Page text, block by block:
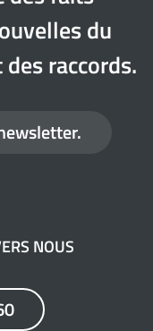
du
raccords.
NOUS